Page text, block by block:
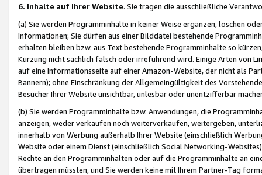
6. Inhalte auf Ihrer Website. Sie tragen die ausschließliche
(a) Sie werden Programminhalte in keiner Weise ergänzen, löschen
Informationen; Sie dürfen aus einer Bilddatei bestehende
erhalten bleiben bzw. aus Text bestehende Programminhalte so
Kürzung nicht sachlich falsch oder irreführend wird. Einige Arten von
auf eine Informationsseite auf einer Amazon-Website, der nicht als
Bannern); ohne Einschränkung der Allgemeingültigkeit des
Besucher Ihrer Website unsichtbar, unlesbar oder unentzifferbar
(b) Sie werden Programminhalte bzw. Anwendungen, die
anzeigen, weder verkaufen noch weiterverkaufen, weitergeben,
innerhalb von Werbung außerhalb Ihrer Website (einschließlich
Website oder einem Dienst (einschließlich Social Networking-
Rechte an den Programminhalten oder auf die Programminhalte an
übertragen müssten, und Sie werden keine mit Ihrem Partner-Tag